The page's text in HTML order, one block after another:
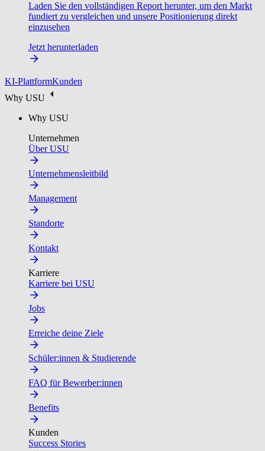
Laden Sie den vollständigen Report herunter, um den Markt
fundiert zu vergleichen und unsere Positionierung direkt
einzusehen
Jetzt herunterladen
KI-PlattformKunden
Why USU
Why USU
Unternehmen
Über USU
Unternehmensleitbild
Management
Standorte
Kontakt
Karriere
Karriere bei USU
Jobs
Erreiche deine Ziele
Schüler:innen & Studierende
FAQ für Bewerber:innen
Benefits
Kunden
Success Stories